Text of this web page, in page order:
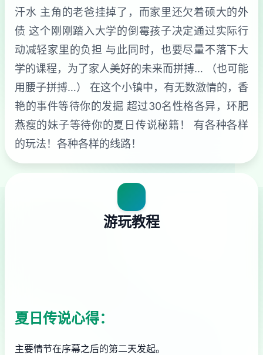
汗水 主角的老爸挂掉了，而家里还欠着硕大的外
债 这个刚刚踏入大学的倒霉孩子决定通过实际行
动减轻家里的负担 与此同时，也要尽量不落下大
学的课程，为了家人美好的未来而拼搏… （也可能
用腰子拼搏…） 在这个小镇中，有无数激情的，香
艳的事件等待你的发掘 超过30名性格各异，环肥
燕瘦的妹子等待你的夏日传说秘籍！ 有各种各样
的玩法！各种各样的线路！
游玩教程
夏日传说心得：
主要情节在序幕之后的第二天发起。